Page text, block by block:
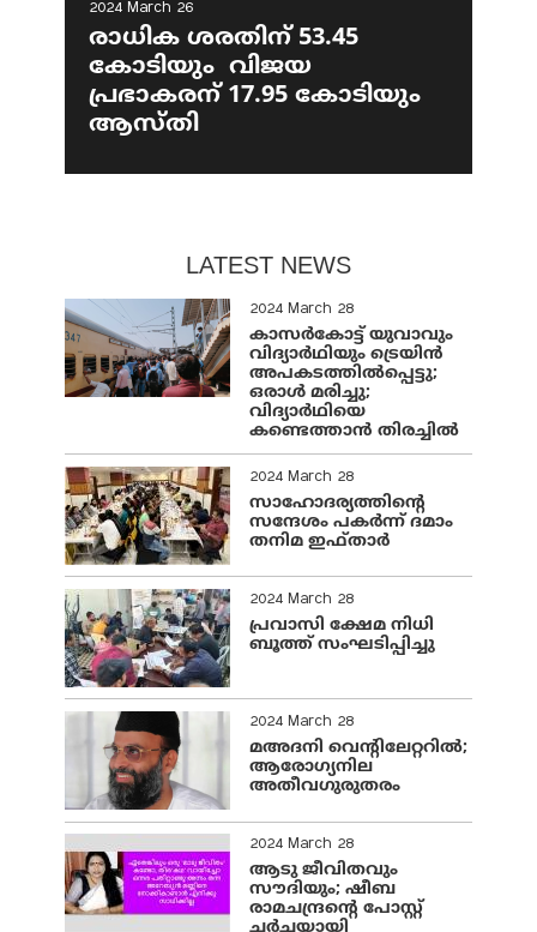
2024 March 26
രാധിക ശരതിന് 53.45
കോടിയും വിജയ
പ്രഭാകരന് 17.95 കോടിയും
ആസ്തി
LATEST NEWS
2024 March 28
കാസർകോട്ട് യുവാവും
വിദ്യാർഥിയും ട്രെയിൻ
അപകടത്തിൽപ്പെട്ടു;
ഒരാൾ മരിച്ചു;
വിദ്യാർഥിയെ
കണ്ടെത്താൻ തിരച്ചിൽ
2024 March 28
സാഹോദര്യത്തിന്റെ
സന്ദേശം പകർന്ന് ദമാം
തനിമ ഇഫ്‌താർ
2024 March 28
പ്രവാസി ക്ഷേമ നിധി
ബൂത്ത് സംഘടിപ്പിച്ചു
2024 March 28
മഅദനി വെന്റിലേറ്ററിൽ;
ആരോഗ്യനില
അതീവഗുരുതരം
2024 March 28
ആടു ജീവിതവും
സൗദിയും; ഷീബ
രാമചന്ദ്രന്റെ പോസ്റ്റ്